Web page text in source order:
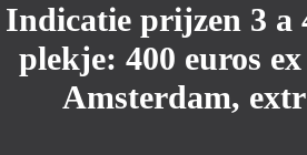
Indicatie prijzen 3 a
plekje: 400 euros
Amsterdam,